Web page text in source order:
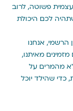
פשוטה, לרוב
לכם היכולת
הרשמי, אנחנו
מאיתנו,
מהמרים על
כדי שהילד יוכל